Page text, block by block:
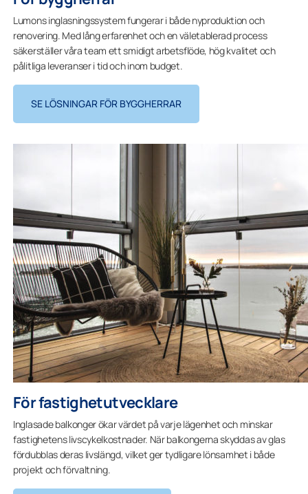
Lumons inglasningssystem fungerar i både nyproduktion och
renovering. Med lång erfarenhet och en väletablerad process
säkerställer våra team ett ­smidigt arbetsflöde, hög kvalitet och
pålitliga leveranser i tid och inom budget.
SE LÖSNINGAR FÖR BYGGHERRAR
För fastighetutvecklare
Inglasade balkonger ökar värdet på varje lägenhet och minskar
fastighetens livscykelkostnader. När balkongerna skyddas av glas
fördubblas deras livslängd, vilket ger tydligare lönsamhet i både
projekt och förvaltning.